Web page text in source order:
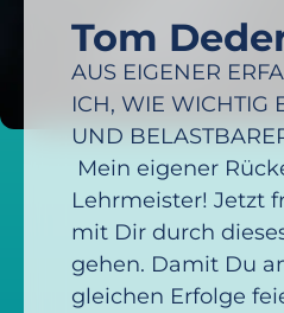
Tom
AUS EIGENER
ICH, WIE WICHTIG
UND
Mein eigener
Lehrmeister! Jetzt
mit Dir durch
gehen. Damit Du
gleichen Erfolge